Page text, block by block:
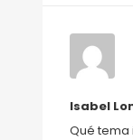
Isabel
Qué tema